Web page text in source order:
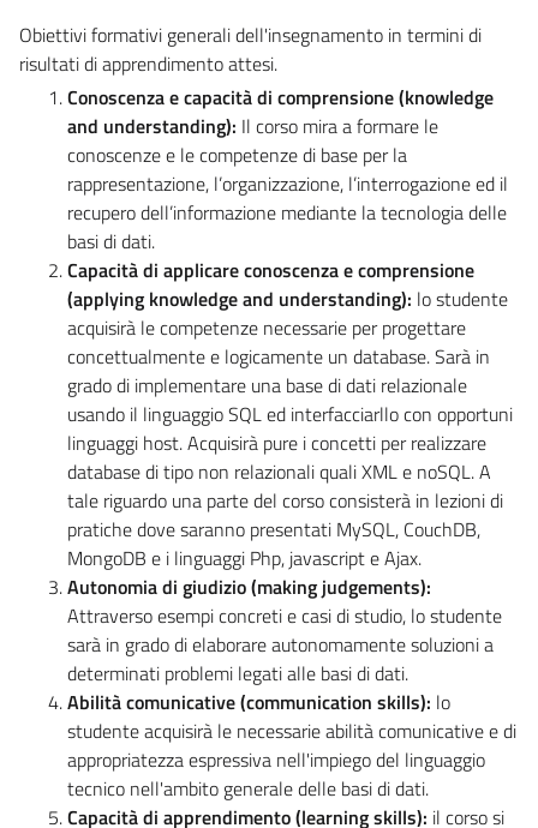
Obiettivi formativi generali dell'insegnamento in termini di
risultati di apprendimento attesi.
Conoscenza e capacità di comprensione (knowledge
and understanding): Il corso mira a formare le
conoscenze e le competenze di base per la
rappresentazione, l’organizzazione, l’interrogazione ed il
recupero dell’informazione mediante la tecnologia delle
basi di dati.
Capacità di applicare conoscenza e comprensione
(applying knowledge and understanding): lo studente
acquisirà le competenze necessarie per progettare
concettualmente e logicamente un database. Sarà in
grado di implementare una base di dati relazionale
usando il linguaggio SQL ed interfacciarllo con opportuni
linguaggi host. Acquisirà pure i concetti per realizzare
database di tipo non relazionali quali XML e noSQL. A
tale riguardo una parte del corso consisterà in lezioni di
pratiche dove saranno presentati MySQL, CouchDB,
MongoDB e i linguaggi Php, javascript e Ajax.
Autonomia di giudizio (making judgements):
Attraverso esempi concreti e casi di studio, lo studente
sarà in grado di elaborare autonomamente soluzioni a
determinati problemi legati alle basi di dati.
Abilità comunicative (communication skills): lo
studente acquisirà le necessarie abilità comunicative e di
appropriatezza espressiva nell'impiego del linguaggio
tecnico nell'ambito generale delle basi di dati.
Capacità di apprendimento (learning skills): il corso si